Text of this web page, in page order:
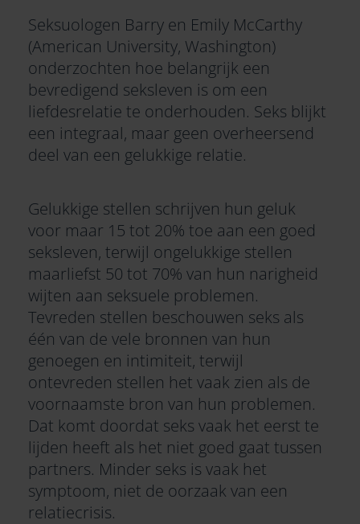
Seksuologen Barry en Emily McCarthy
(American University, Washington)
onderzochten hoe belangrijk een
bevredigend seksleven is om een
liefdesrelatie te onderhouden. Seks blijkt
een integraal, maar geen overheersend
deel van een gelukkige relatie.
Gelukkige stellen schrijven hun geluk
voor maar 15 tot 20% toe aan een goed
seksleven, terwijl ongelukkige stellen
maarliefst 50 tot 70% van hun narigheid
wijten aan seksuele problemen.
Tevreden stellen beschouwen seks als
één van de vele bronnen van hun
genoegen en intimiteit, terwijl
ontevreden stellen het vaak zien als de
voornaamste bron van hun problemen.
Dat komt doordat seks vaak het eerst te
lijden heeft als het niet goed gaat tussen
partners. Minder seks is vaak het
symptoom, niet de oorzaak van een
relatiecrisis.